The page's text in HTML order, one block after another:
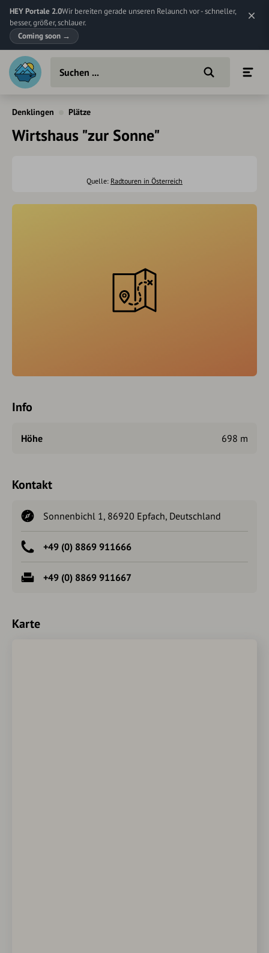
HEY Portale 2.0Wir bereiten gerade unseren Relaunch vor - schneller,
besser, größer, schlauer.
Coming soon →
Denklingen Plätze
Wirtshaus "zur Sonne"
Quelle: Radtouren in Österreich
Info
Höhe 698 m
Kontakt
Sonnenbichl 1, 86920 Epfach, Deutschland
+49 (0) 8869 911666
+49 (0) 8869 911667
Karte